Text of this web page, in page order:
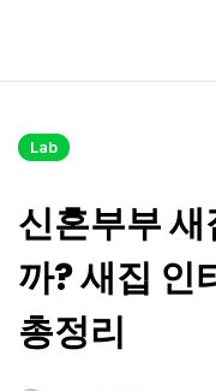
content
Lab
신혼부부
까? 새집 인
총정리